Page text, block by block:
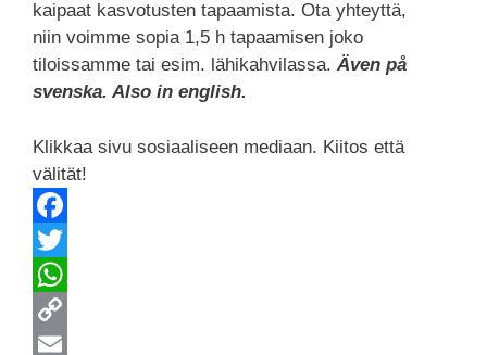
kaipaat kasvotusten tapaamista. Ota yhteyttä,
niin voimme sopia 1,5 h tapaamisen joko
tiloissamme tai esim. lähikahvilassa. Även på
svenska. Also in english.
Klikkaa sivu sosiaaliseen mediaan. Kiitos että
välität!
F
a
c
e
T
w
W
hC